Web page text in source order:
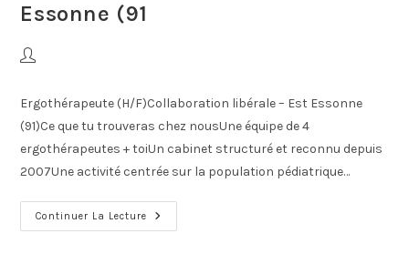
Essonne (91
Ergothérapeute (H/F)Collaboration libérale – Est Essonne
(91)Ce que tu trouveras chez nousUne équipe de 4
ergothérapeutes + toiUn cabinet structuré et reconnu depuis
2007Une activité centrée sur la population pédiatrique…
Continuer La Lecture